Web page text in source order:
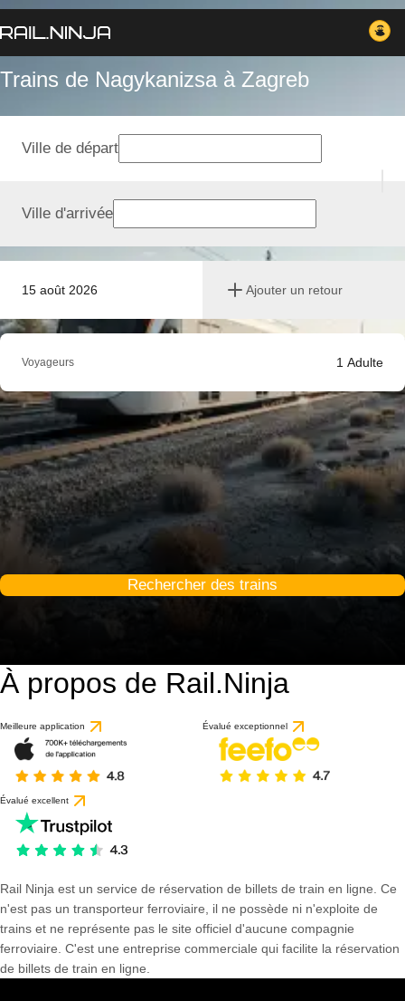
Trains de Nagykanizsa à Zagreb
15 août 2026 Ajouter un retour
Ville de départ
Ville d'arrivée
Voyageurs 1 Adulte
Rechercher des trains
À propos de Rail.Ninja
Meilleure application Évalué exceptionnel
Évalué excellent
Rail Ninja est un service de réservation de billets de train en ligne. Ce
n'est pas un transporteur ferroviaire, il ne possède ni n'exploite de
trains et ne représente pas le site officiel d'aucune compagnie
ferroviaire. C'est une entreprise commerciale qui facilite la réservation
de billets de train en ligne.